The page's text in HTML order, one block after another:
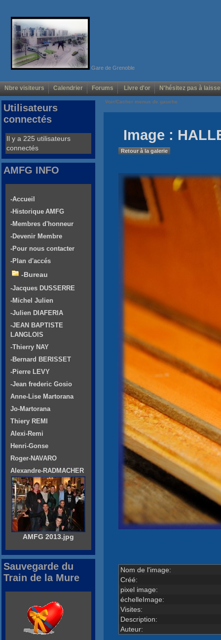
Gare de Grenoble
Nbre visiteurs Calendrier Forums Livre d'or N'hésitez pas à
Voir/Cacher menus de gauche
Image :
Retour à la galerie
Nom de l'image:
Créé:
pixel image:
échelleImage:
Visites:
Description:
Auteur:
Utilisateurs
connectés
Il y a 225 utilisateurs
connectés
AMFG INFO
-Accueil
-Historique AMFG
-Membres d'honneur
-Devenir Membre
-Pour nous contacter
-Plan d'accés
-Bureau
-Jacques DUSSERRE
-Michel Julien
-Julien DIAFERIA
-JEAN BAPTISTE
LANGLOIS
-Thierry NAY
-Bernard BERISSET
-Pierre LEVY
-Jean frederic Gosio
Anne-Lise Martorana
Jo-Martorana
Thiery REMI
Alexi-Remi
Henri-Gonse
Roger-NAVARO
Alexandre-RADMACHER
AMFG 2013.jpg
Sauvegarde du
Train de la Mure